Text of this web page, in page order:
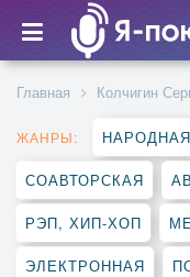
Главная Колчигин
ЖАНРЫ: НАРОДНАЯ
СОАВТОРСКАЯ
РЭП, ХИП-ХОП
ЭЛЕКТРОННАЯ